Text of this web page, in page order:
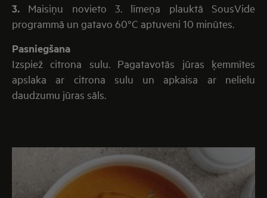
3. Maisiņu novieto 3. līmeņa plauktā SousVide
programmā un gatavo 60°C aptuveni 10 minūtes.
Pasniegšana
Izspiež citrona sulu. Pagatavotās jūras ķemmītes
apslaka ar citrona sulu un apkaisa ar nelielu
daudzumu jūras sāls.